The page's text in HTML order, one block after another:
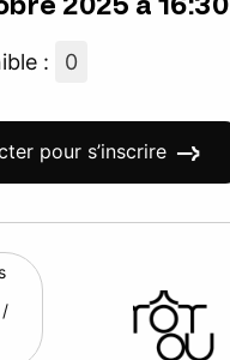
: 0
pour s’inscrire
/